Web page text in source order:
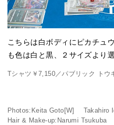
こちらは白ボディにピカチュ
も色は白と黒、２サイズより
Tシャツ￥7,150／パブリック トウ
Photos:Keita Goto[W] Takahiro
Hair & Make-up:Narumi